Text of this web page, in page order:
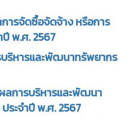
ารจัดซื้อจัดจ้าง หรือการ
พ.ศ. 2567
ริหารและพัฒนาทรัพยากร
ลการบริหารและพัฒนา
ระจำปี พ.ศ. 2567